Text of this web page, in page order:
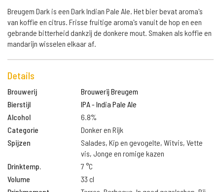
Breugem Dark is een Dark Indian Pale Ale. Het bier bevat aroma's
van koffie en citrus. Frisse fruitige aroma's vanuit de hop en een
gebrande bitterheid dankzij de donkere mout. Smaken als koffie en
mandarijn wisselen elkaar af.
Details
Brouwerij
Brouwerij Breugem
Bierstijl
IPA - India Pale Ale
Alcohol
6.8%
Categorie
Donker en Rijk
Spijzen
Salades, Kip en gevogelte, Witvis, Vette
vis, Jonge en romige kazen
Drinktemp.
7 °C
Volume
33 cl